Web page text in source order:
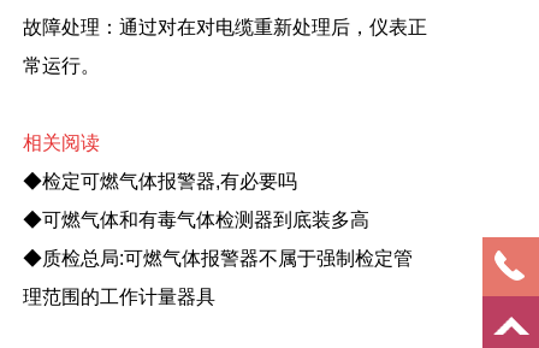
故障处理：通过对在对电缆重新处理后，仪表正
常运行。
相关阅读
◆检定可燃气体报警器,有必要吗
◆可燃气体和有毒气体检测器到底装多高
◆质检总局:可燃气体报警器不属于强制检定管
理范围的工作计量器具